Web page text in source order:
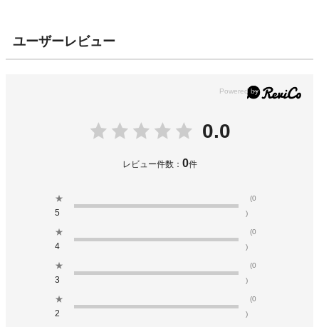
ユーザーレビュー
0.0
レビュー件数： 0件
★
5
(0
)
★
4
(0
)
★
3
(0
)
★
2
(0
)